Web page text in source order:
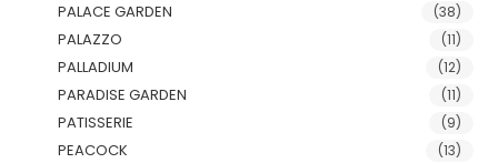
PALACE GARDEN (38)
PALAZZO (11)
PALLADIUM (12)
PARADISE GARDEN (11)
PATISSERIE (9)
PEACOCK (13)